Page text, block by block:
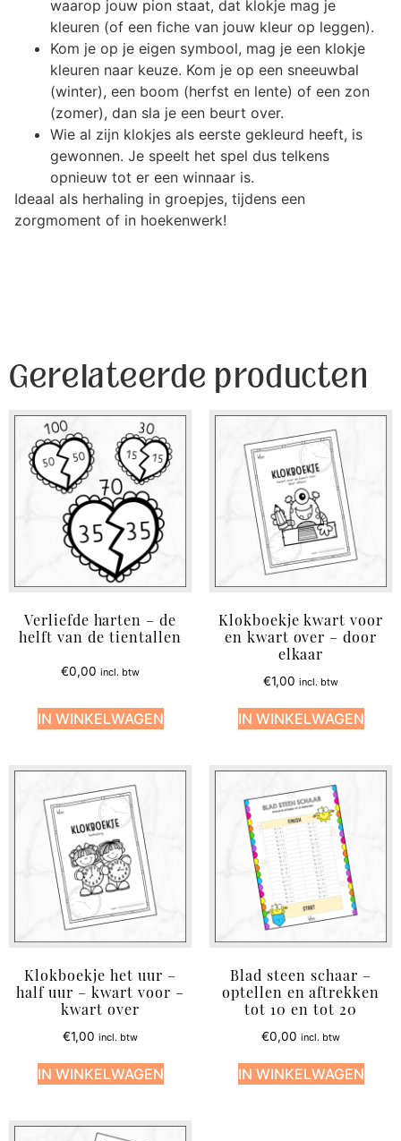
waarop jouw pion staat, dat klokje mag je
kleuren (of een fiche van jouw kleur op leggen).
Kom je op je eigen symbool, mag je een klokje
kleuren naar keuze. Kom je op een sneeuwbal
(winter), een boom (herfst en lente) of een zon
(zomer), dan sla je een beurt over.
Wie al zijn klokjes als eerste gekleurd heeft, is
gewonnen. Je speelt het spel dus telkens
opnieuw tot er een winnaar is.
Ideaal als herhaling in groepjes, tijdens een
zorgmoment of in hoekenwerk!
Gerelateerde producten
Verliefde harten – de
helft van de tientallen
€0,00 incl. btw
IN WINKELWAGEN
Klokboekje kwart voor
en kwart over – door
elkaar
€1,00 incl. btw
IN WINKELWAGEN
Klokboekje het uur –
half uur – kwart voor –
kwart over
€1,00 incl. btw
IN WINKELWAGEN
Blad steen schaar –
optellen en aftrekken
tot 10 en tot 20
€0,00 incl. btw
IN WINKELWAGEN